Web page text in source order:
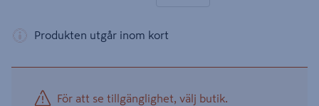
Produkten utgår inom kort
För att se tillgänglighet, välj butik.